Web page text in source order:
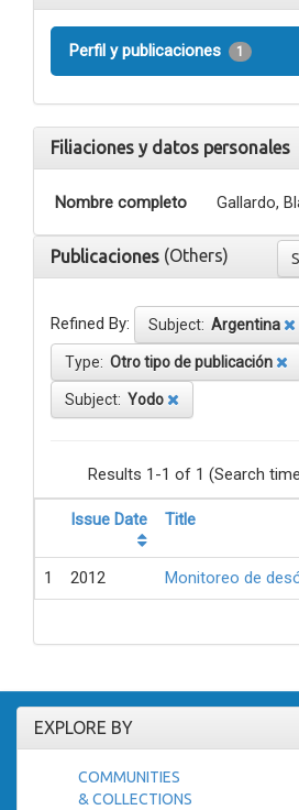
Perfil y publicaciones 1
Filiaciones y datos personales
Nombre completo Gallardo,
Publicaciones (Others)
Refined By: Subject: Argentina
Type: Otro tipo de publicación
Subject: Yodo
Results 1-1 of 1 (Search
Issue Date Title
1 2012 Monitoreo de
EXPLORE BY
COMMUNITIES
& COLLECTIONS